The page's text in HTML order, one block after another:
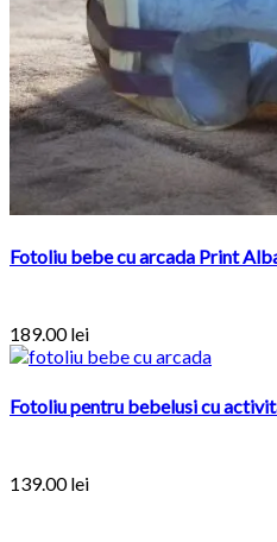
Fotoliu bebe cu arcada Print
189.00 lei
Fotoliu pentru bebelusi cu
139.00 lei